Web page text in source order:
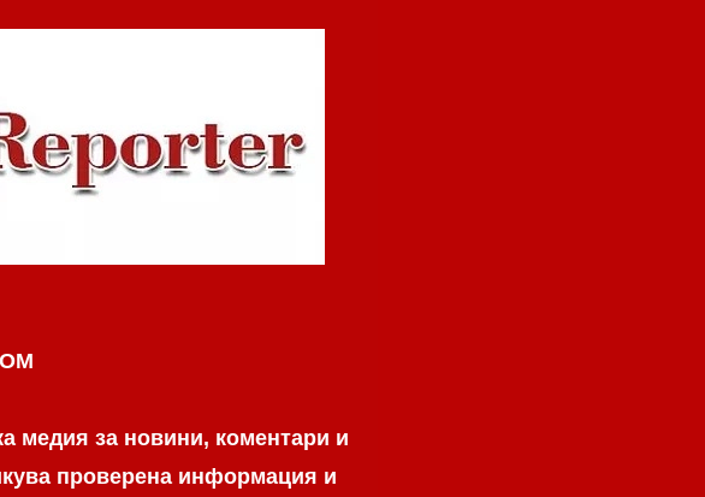
медия за новини, коментари и
проверена информация и